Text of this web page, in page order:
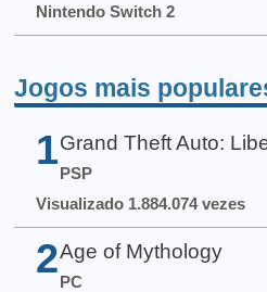
Nintendo Switch 2
Jogos mais
1 Grand Theft Auto:
PSP
Visualizado 1.884.074 vezes
2 Age of Mythology
PC